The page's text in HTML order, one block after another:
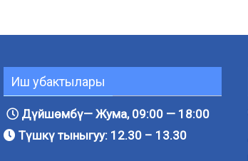
Иш убактылары
Дүйшөмбү— Жума, 09:00 — 18:00
Түшкү тыныгуу: 12.30 – 13.30